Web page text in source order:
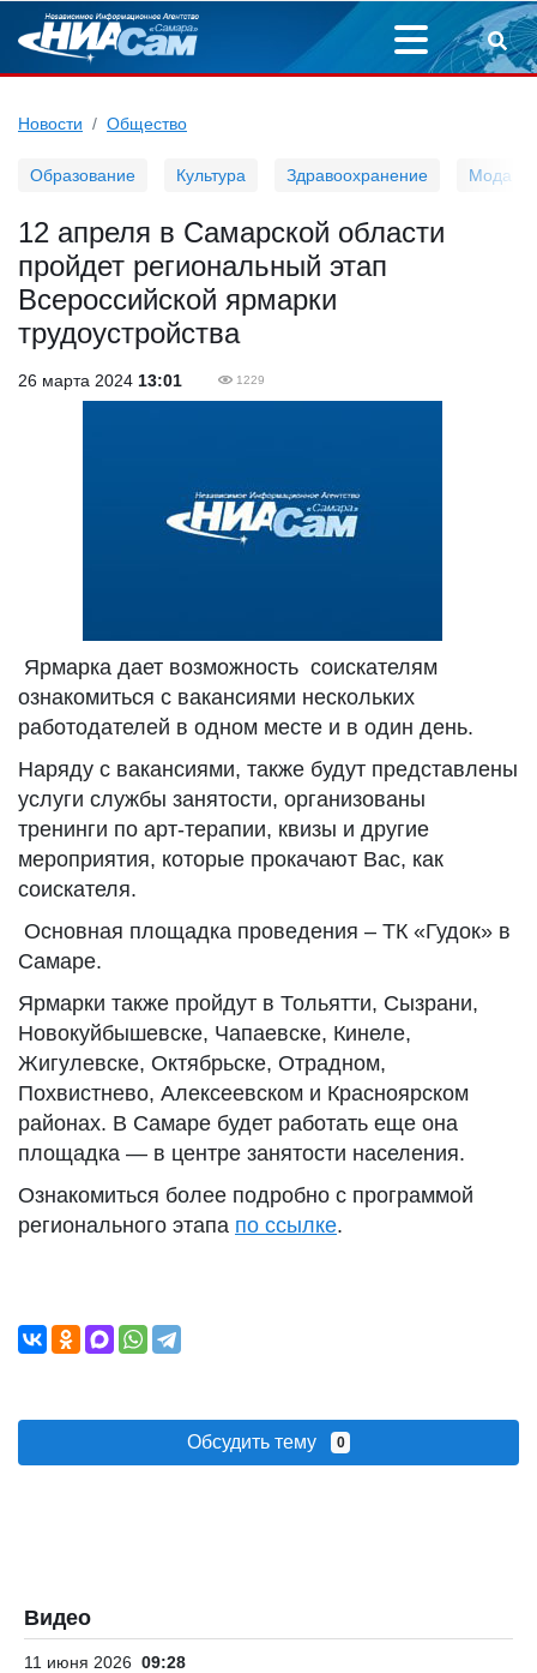
Новости Общество
Образование Культура Здравоохранение Мода
12 апреля в Самарской области
пройдет региональный этап
Всероссийской ярмарки
трудоустройства
26 марта 2024 13:01 1229
Ярмарка дает возможность соискателям
ознакомиться с вакансиями нескольких
работодателей в одном месте и в один день.
Наряду с вакансиями, также будут представлены
услуги службы занятости, организованы
тренинги по арт-терапии, квизы и другие
мероприятия, которые прокачают Вас, как
соискателя.
Основная площадка проведения – ТК «Гудок» в
Самаре.
Ярмарки также пройдут в Тольятти, Сызрани,
Новокуйбышевске, Чапаевске, Кинеле,
Жигулевске, Октябрьске, Отрадном,
Похвистнево, Алексеевском и Красноярском
районах. В Самаре будет работать еще она
площадка — в центре занятости населения.
Ознакомиться более подробно с программой
регионального этапа по ссылке.
Обсудить тему 0
Видео
11 июня 2026 09:28